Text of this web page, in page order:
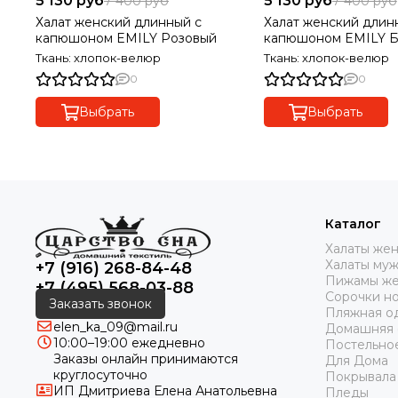
Халат женский длинный с
капюшоном EMILY Розовый
Ткань: хлопок-велюр
0
Выбрать
Халат женский
капюшоном EMILY
Ткань: хлопок-велюр
0
Выбрать
+7 (916) 268-84-48
+7 (495) 568-03-88
Заказать звонок
elen_ka_09@mail.ru
10:00–19:00 ежедневно
Заказы онлайн принимаются
круглосуточно
ИП Дмитриева Елена Анатольевна
Каталог
Халаты
Халаты
Пижамы
Сорочки
Пляжная
Домашняя
Для Дома
Покрывала
Пледы